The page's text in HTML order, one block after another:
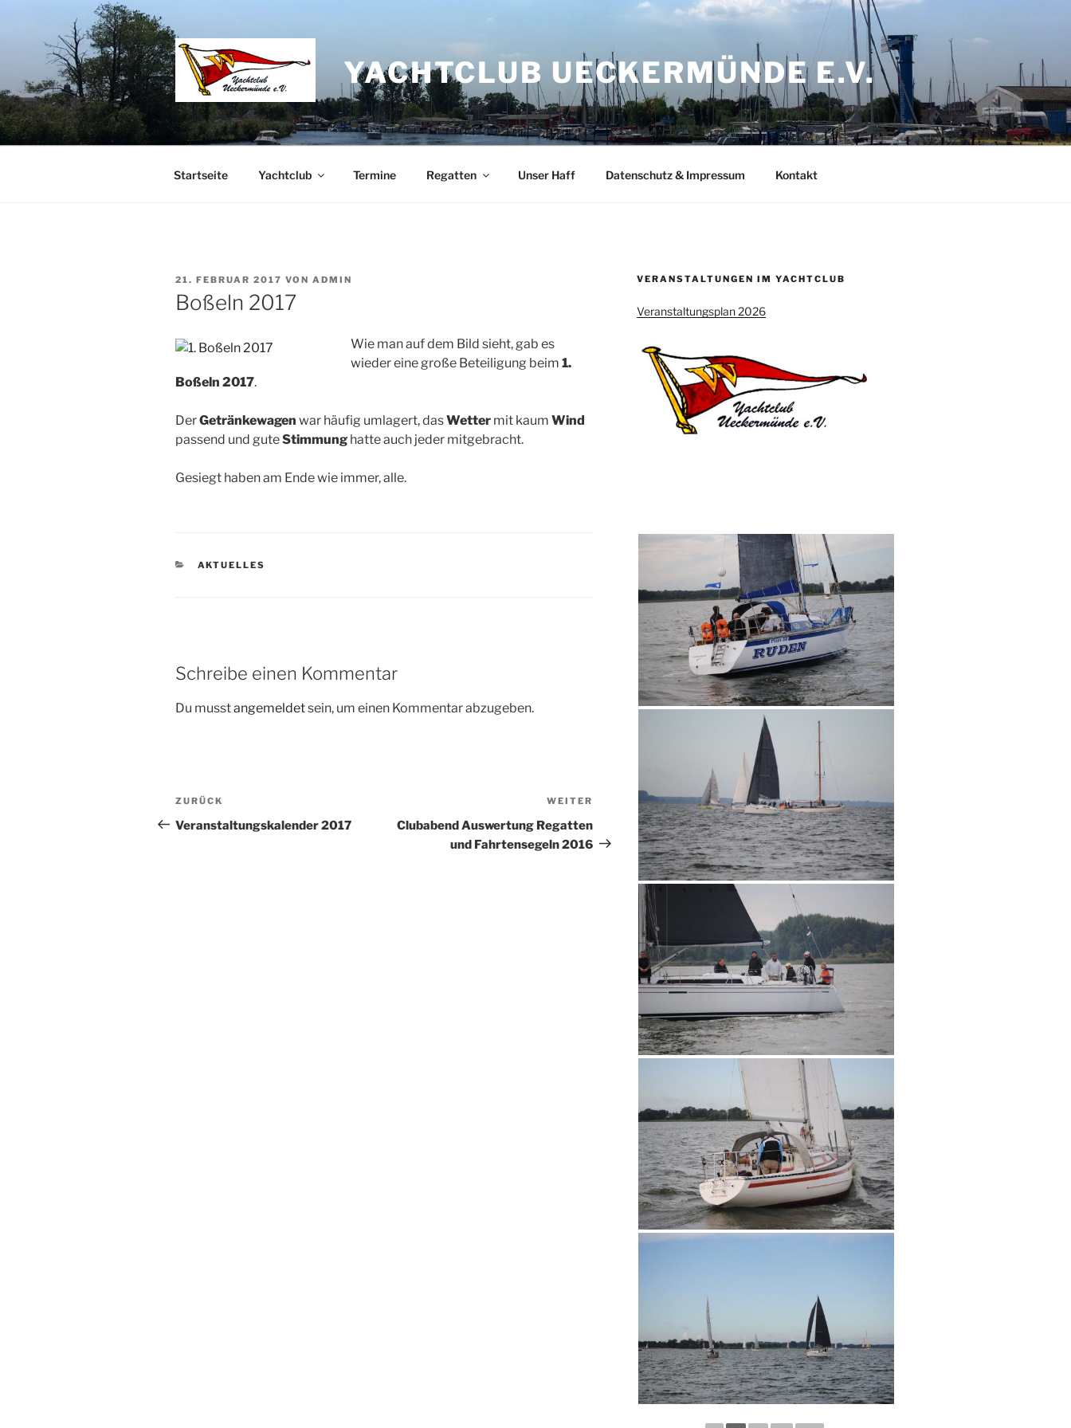
springen
YACHTCLUB UECKERMÜNDE E.V.
Startseite Yachtclub Termine Regatten Unser Haff Datenschutz & Impressum Kontakt
VERÖFFENTLICHT
AM
21. FEBRUAR 2017 VON ADMIN
Boßeln 2017
Wie man auf dem Bild sieht, gab es
wieder eine große Beteiligung beim 1.
Boßeln 2017.
DerGetränkewagen war häufig umlagert, dasWetter mit kaum Wind
passend und guteStimmung hatte auch jeder mitgebracht.
Gesiegt haben am Ende wie immer, alle.
KATEGORIEN
AKTUELLES
Schreibe einen Kommentar
Du musstangemeldetsein, um einen Kommentar abzugeben.
Beitragsnavigation
Vorheriger
Beitrag
ZURÜCK
Veranstaltungskalender 2017
Nächster
Beitrag
WEITER
Clubabend Auswertung Regatten
und Fahrtensegeln 2016
VERANSTALTUNGEN IM YACHTCLUB
Veranstaltungsplan 2026